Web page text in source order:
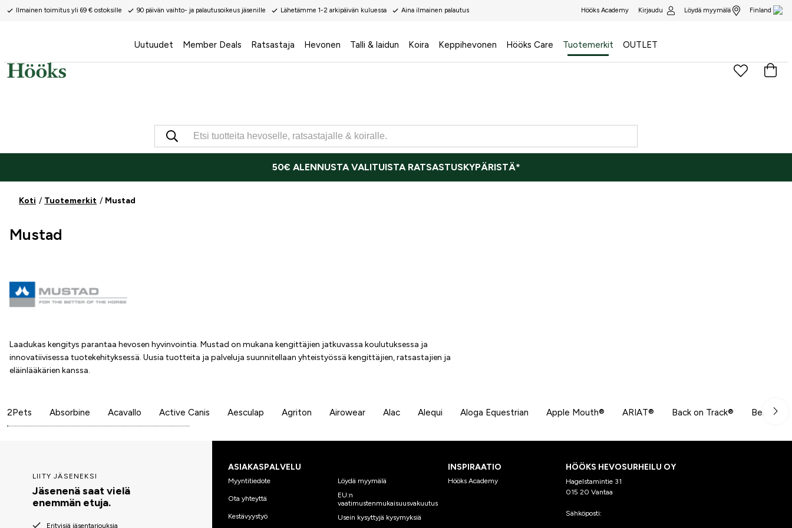
Ilmainen toimitus yli 69 € ostoksille 90 päivän vaihto- ja palautusoikeus jäsenille Lähetämme 1-2 arkipäivän kuluessa Aina ilmainen palautus Hööks Academy Kirjaudu Löydä myymälä Finland
Uutuudet Member Deals Ratsastaja Hevonen Talli & laidun Koira Keppihevonen Hööks Care Tuotemerkit OUTLET
50€ ALENNUSTA VALITUISTA RATSASTUSKYPÄRISTÄ*
Koti Tuotemerkit Mustad
Mustad
Laadukas kengitys parantaa hevosen hyvinvointia. Mustad on mukana kengittäjien jatkuvassa koulutuksessa ja
innovatiivisessa tuotekehityksessä. Uusia tuotteita ja palveluja suunnitellaan yhteistyössä kengittäjien, ratsastajien ja
eläinlääkärien kanssa.
2Pets Absorbine Acavallo Active Canis Aesculap Agriton Airowear Alac Alequi Aloga Equestrian Apple Mouth® ARIAT® Back on Track® Beris
LIITY JÄSENEKSI
Jäsenenä saat vielä
enemmän etuja.
Erityisiä jäsentarjouksia
ASIAKASPALVELU
Myyntitiedote
Ota yhteyttä
Kestävyystyö
Löydä myymälä
EU:n
vaatimustenmukaisuusvakuutus
Usein kysyttyjä kysymyksiä
INSPIRAATIO
Hööks Academy
HÖÖKS HEVOSURHEILU OY
Hagelstamintie 31
015 20 Vantaa
Sähköposti: